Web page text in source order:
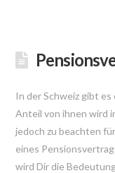
In der Schweiz gibt
Anteil von ihnen wird
jedoch zu beachten
eines
wird Dir die